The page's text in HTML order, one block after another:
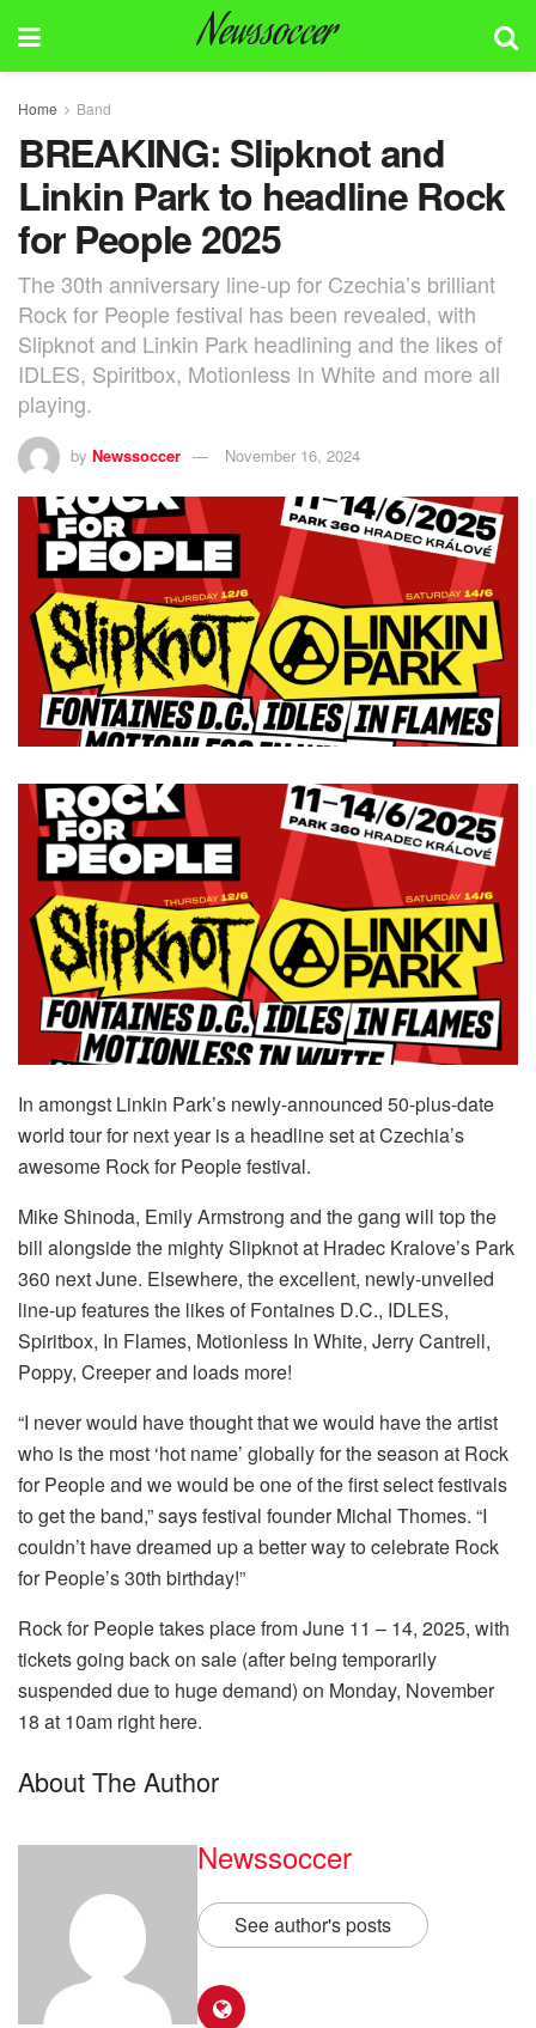
Newssoccer
Home Band
BREAKING: Slipknot and
Linkin Park to headline Rock
for People 2025
The 30th anniversary line-up for Czechia’s brilliant
Rock for People festival has been revealed, with
Slipknot and Linkin Park headlining and the likes of
IDLES, Spiritbox, Motionless In White and more all
playing.
by Newssoccer November 16, 2024
In amongst Linkin Park’s newly-announced 50-plus-date
world tour for next year is a headline set at Czechia’s
awesome Rock for People festival.
Mike Shinoda, Emily Armstrong and the gang will top the
bill alongside the mighty Slipknot at Hradec Kralove’s Park
360 next June. Elsewhere, the excellent, newly-unveiled
line-up features the likes of Fontaines D.C., IDLES,
Spiritbox, In Flames, Motionless In White, Jerry Cantrell,
Poppy, Creeper and loads more!
“I never would have thought that we would have the artist
who is the most ‘hot name’ globally for the season at Rock
for People and we would be one of the first select festivals
to get the band,” says festival founder Michal Thomes. “I
couldn’t have dreamed up a better way to celebrate Rock
for People’s 30th birthday!”
Rock for People takes place from June 11 – 14, 2025, with
tickets going back on sale (after being temporarily
suspended due to huge demand) on Monday, November
18 at 10am right here.
About The Author
Newssoccer
See author's posts